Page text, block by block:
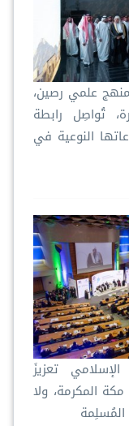
علمي رصين،
تُواصِل رابطة
النوعية في
تعزيزَ
المكرمة، ولا